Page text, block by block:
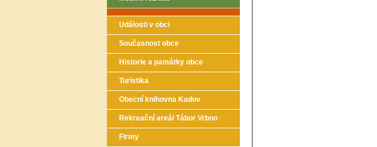
Události v obci
Současnost obce
Historie a památky obce
Turistika
Obecní knihovna Kadov
Rekreační areál Tábor Vrbno
Firmy